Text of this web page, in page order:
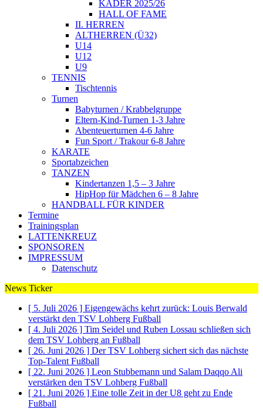
KADER 2025/26
HALL OF FAME
II. HERREN
ALTHERREN (Ü32)
U14
U12
U9
TENNIS
Tischtennis
Turnen
Babyturnen / Krabbelgruppe
Eltern-Kind-Turnen 1-3 Jahre
Abenteuerturnen 4-6 Jahre
Fun Sport / Trakour 6-8 Jahre
KARATE
Sportabzeichen
TANZEN
Kindertanzen 1,5 – 3 Jahre
HipHop für Mädchen 6 – 8 Jahre
HANDBALL FÜR KINDER
Termine
Trainingsplan
LATTENKREUZ
SPONSOREN
IMPRESSUM
Datenschutz
News Ticker
[ 5. Juli 2026 ] Eigengewächs kehrt zurück: Louis Berwald
verstärkt den TSV Lohberg Fußball
[ 4. Juli 2026 ] Tim Seidel und Ruben Lossau schließen sich
dem TSV Lohberg an Fußball
[ 26. Juni 2026 ] Der TSV Lohberg sichert sich das nächste
Top-Talent Fußball
[ 22. Juni 2026 ] Leon Stubbemann und Salam Daqqo Ali
verstärken den TSV Lohberg Fußball
[ 21. Juni 2026 ] Eine tolle Zeit in der U8 geht zu Ende
Fußball